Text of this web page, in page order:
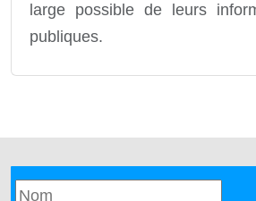
large possible de leurs
publiques.